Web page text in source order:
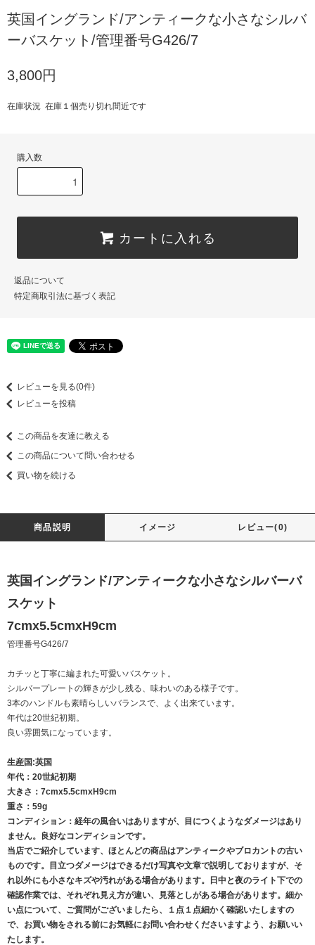
英国イングランド/アンティークな小さなシルバ
ーバスケット/管理番号G426/7
3,800円
在庫状況 在庫１個売り切れ間近です
購入数
カートに入れる
返品について
特定商取引法に基づく表記
レビューを見る(0件)
レビューを投稿
この商品を友達に教える
この商品について問い合わせる
買い物を続ける
商品説明 イメージ レビュー(0)
英国イングランド/アンティークな小さなシルバーバ
スケット
7cmx5.5cmxH9cm
管理番号G426/7
カチッと丁寧に編まれた可愛いバスケット。
シルバープレートの輝きが少し残る、味わいのある様子です。
3本のハンドルも素晴らしいバランスで、よく出来ています。
年代は20世紀初期。
良い雰囲気になっています。
生産国:英国
年代：20世紀初期
大きさ：7cmx5.5cmxH9cm
重さ：59g
コンディション：経年の風合いはありますが、目につくようなダメージはあり
ません。良好なコンディションです。
当店でご紹介しています、ほとんどの商品はアンティークやブロカントの古い
ものです。目立つダメージはできるだけ写真や文章で説明しておりますが、そ
れ以外にも小さなキズや汚れがある場合があります。日中と夜のライト下での
確認作業では、それぞれ見え方が違い、見落としがある場合があります。細か
い点について、ご質問がございましたら、１点１点細かく確認いたしますの
で、お買い物をされる前にお気軽にお問い合わせくださいますよう、お願いい
たします。